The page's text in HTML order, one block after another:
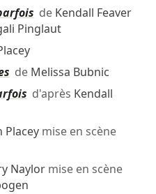
de Kendall Feaver
Pinglaut
de Melissa Bubnic
d'après Kendall
Placeymise en scène
Naylormise en scène